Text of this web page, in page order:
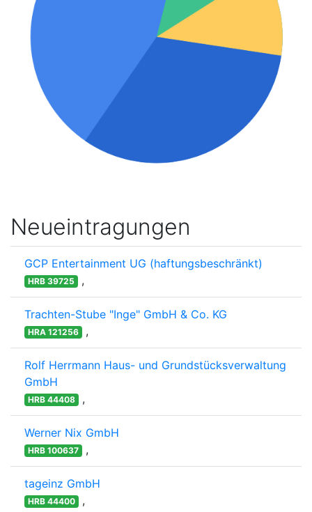
Neueintragungen
GCP Entertainment UG (haftungsbeschränkt)
HRB 39725 ,
Trachten-Stube "Inge" GmbH & Co. KG
HRA 121256 ,
Rolf Herrmann Haus- und Grundstücksverwaltung
GmbH
HRB 44408 ,
Werner Nix GmbH
HRB 100637 ,
tageinz GmbH
HRB 44400 ,